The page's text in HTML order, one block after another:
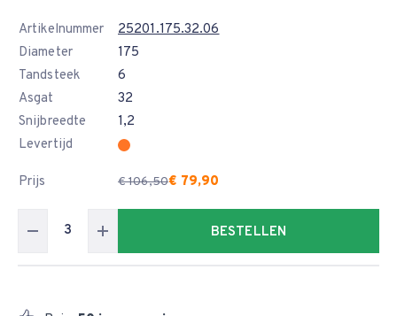
Artikelnummer
25201.175.32.06
Diameter
175
Tandsteek
6
Asgat
32
Snijbreedte
1,2
Levertijd
Prijs € 106,50€ 79,90
BESTELLEN